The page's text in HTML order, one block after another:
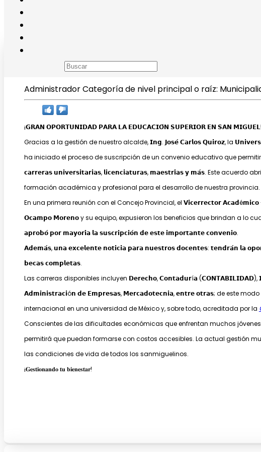
𝗚𝗥𝗔𝗡 𝗢𝗣𝗢𝗥𝗧𝗨𝗡𝗜𝗗𝗔𝗗 𝗣𝗔𝗥𝗔 𝗟𝗔
AdministradorCategoría de nivel principal o raíz:
¡𝗚𝗥𝗔𝗡 𝗢𝗣𝗢𝗥𝗧𝗨𝗡𝗜𝗗𝗔𝗗 𝗣𝗔𝗥𝗔 𝗟𝗔 𝗘𝗗𝗨𝗖𝗔𝗖𝗜𝗢́𝗡 𝗦𝗨𝗣𝗘𝗥𝗜𝗢𝗥 𝗘𝗡 𝗦𝗔𝗡 𝗠𝗜𝗚𝗨𝗘𝗟!
Gracias a la gestión de nuestro alcalde, 𝗜𝗻𝗴. 𝗝𝗼𝘀𝗲́ 𝗖𝗮𝗿𝗹𝗼𝘀 𝗤𝘂𝗶𝗿𝗼𝘇, la
ha iniciado el proceso de suscripción de un convenio educativo que
𝗰𝗮𝗿𝗿𝗲𝗿𝗮𝘀 𝘂𝗻𝗶𝘃𝗲𝗿𝘀𝗶𝘁𝗮𝗿𝗶𝗮𝘀, 𝗹𝗶𝗰𝗲𝗻𝗰𝗶𝗮𝘁𝘂𝗿𝗮𝘀, 𝗺𝗮𝗲𝘀𝘁𝗿𝗶́𝗮𝘀 𝘆 𝗺𝗮́𝘀. Este acuerdo
formación académica y profesional para el desarrollo de nuestra provincia.
En una primera reunión con el Concejo Provincial, el 𝗩𝗶𝗰𝗲𝗿𝗿𝗲𝗰𝘁𝗼𝗿
𝗢𝗰𝗮𝗺𝗽𝗼 𝗠𝗼𝗿𝗲𝗻𝗼 y su equipo, expusieron los beneficios que brindan a lo cual,
𝗮𝗽𝗿𝗼𝗯𝗼́ 𝗽𝗼𝗿 𝗺𝗮𝘆𝗼𝗿𝗶́𝗮 𝗹𝗮 𝘀𝘂𝘀𝗰𝗿𝗶𝗽𝗰𝗶𝗼́𝗻 𝗱𝗲 𝗲𝘀𝘁𝗲 𝗶𝗺𝗽𝗼𝗿𝘁𝗮𝗻𝘁𝗲 𝗰𝗼𝗻𝘃𝗲𝗻𝗶𝗼.
𝗔𝗱𝗲𝗺𝗮́𝘀, 𝘂𝗻𝗮 𝗲𝘅𝗰𝗲𝗹𝗲𝗻𝘁𝗲 𝗻𝗼𝘁𝗶𝗰𝗶𝗮 𝗽𝗮𝗿𝗮 𝗻𝘂𝗲𝘀𝘁𝗿𝗼𝘀 𝗱𝗼𝗰𝗲𝗻𝘁𝗲𝘀: 𝘁𝗲𝗻𝗱𝗿𝗮́𝗻 𝗹𝗮
𝗯𝗲𝗰𝗮𝘀 𝗰𝗼𝗺𝗽𝗹𝗲𝘁𝗮𝘀.
Las carreras disponibles incluyen 𝗗𝗲𝗿𝗲𝗰𝗵𝗼, 𝗖𝗼𝗻𝘁𝗮𝗱𝘂𝗿í𝗮 (𝗖𝗢𝗡𝗧𝗔𝗕𝗜𝗟𝗜𝗗𝗔𝗗),
𝗔𝗱𝗺𝗶𝗻𝗶𝘀𝘁𝗿𝗮𝗰𝗶ó𝗻 𝗱𝗲 𝗘𝗺𝗽𝗿𝗲𝘀𝗮𝘀, 𝗠𝗲𝗿𝗰𝗮𝗱𝗼𝘁𝗲𝗰𝗻𝗶𝗮, 𝗲𝗻𝘁𝗿𝗲 𝗼𝘁𝗿𝗮𝘀; de este
internacional en una universidad de México y, sobre todo, acreditada por la
Conscientes de las dificultades económicas que enfrentan muchos
permitirá que puedan formarse con costos accesibles. La actual gestión
las condiciones de vida de todos los sanmiguelinos.
¡𝐆𝐞𝐬𝐭𝐢𝐨𝐧𝐚𝐧𝐝𝐨 𝐭𝐮 𝐛𝐢𝐞𝐧𝐞𝐬𝐭𝐚𝐫!